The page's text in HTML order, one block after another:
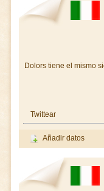
Dolors tiene el mismo
Twittear
Añadir datos